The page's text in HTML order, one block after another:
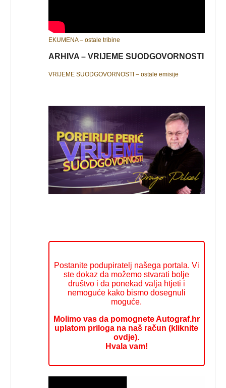
EKUMENA – ostale tribine
ARHIVA – VRIJEME SUODGOVORNOSTI
VRIJEME SUODGOVORNOSTI – ostale emisije
Postanite podupiratelj našega portala. Vi
ste dokaz da možemo stvarati bolje
društvo i da ponekad valja htjeti i
nemoguće kako bismo dosegnuli
moguće.
Molimo vas da pomognete Autograf.hr
uplatom priloga na naš račun (kliknite
ovdje).
Hvala vam!